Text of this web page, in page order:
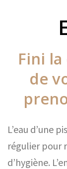
Fini
de
L’eau d’une
régulier pour
d’hygiène.